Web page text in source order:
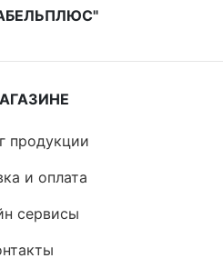
продукции
и оплата
сервисы